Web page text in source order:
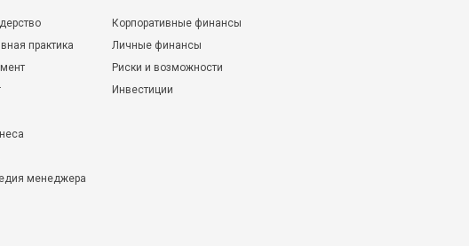
практика
менеджера
Корпоративные финансы
Личные финансы
Риски и возможности
Инвестиции